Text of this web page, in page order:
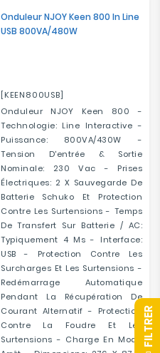
Onduleur NJOY Keen 800 In Line
USB 800VA/480W
[KEEN800USB]
Onduleur NJOY Keen 800 -
Technologie: Line Interactive -
Puissance: 800VA/430W -
Tension D'entrée & Sortie
Nominale: 230 Vac - Prises
Électriques: 2 X Sauvegarde De
Batterie Schuko Et Protection
Contre Les Surtensions - Temps
De Transfert Sur Batterie / AC:
Typiquement 4 Ms - Interface:
USB - Protection Contre Les
Surcharges Et Les Surtensions -
Redémarrage Automatique
Pendant La Récupération De
Courant Alternatif - Protection
Contre La Foudre Et Les
Surtensions - Charge En Mode
R